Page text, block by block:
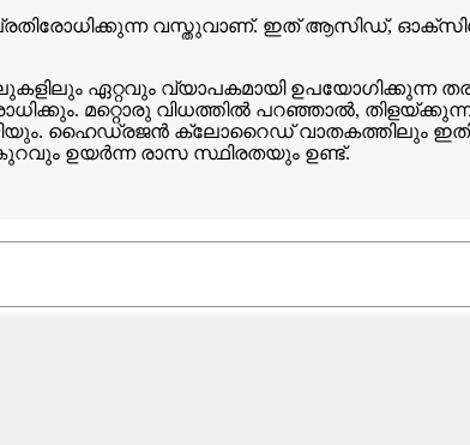
വസ്തുവാണ്. ഇത് ആസിഡ്,
ഏറ്റവും വ്യാപകമായി ഉപയോഗിക്കുന്ന
മറ്റൊരു വിധത്തിൽ പറഞ്ഞാൽ,
ഹൈഡ്രജൻ ക്ലോറൈഡ് വാതകത്തിലും
ഉയർന്ന രാസ സ്ഥിരതയും ഉണ്ട്.